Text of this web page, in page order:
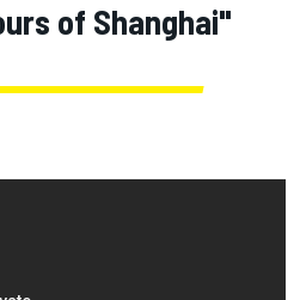
of Shanghai"